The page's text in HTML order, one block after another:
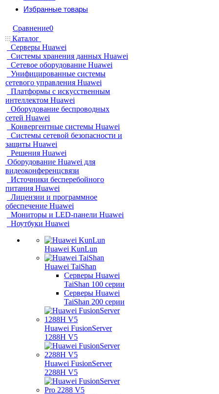
Избранные товары
Сравнение0
Каталог
Серверы Huawei
Системы хранения данных Huawei
Сетевое оборудование Huawei
Унифицированные системы
сетевого управления Huawei
Платформы с искусственным
интеллектом Huawei
Оборудование беспроводных
сетей Huawei
Конвергентные системы Huawei
Системы сетевой безопасности и
защиты Huawei
Решения Huawei
Оборудование Huawei для
видеоконференцсвязи
Источники бесперебойного
питания Huawei
Лицензии и программное
обеспечение Huawei
Мониторы и LED-панели Huawei
Ноутбуки Huawei
Huawei KunLun
Huawei TaiShan
Серверы Huawei
TaiShan 100 серии
Серверы Huawei
TaiShan 200 серии
Huawei FusionServer
1288H V5
Huawei FusionServer
2288H V5